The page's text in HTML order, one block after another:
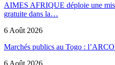
AIMES AFRIQUE déploie une
gratuite dans la…
6 Août 2026
Marchés publics au Togo :
6 Août 2026